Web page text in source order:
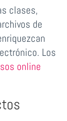
clases,
de
Los
online